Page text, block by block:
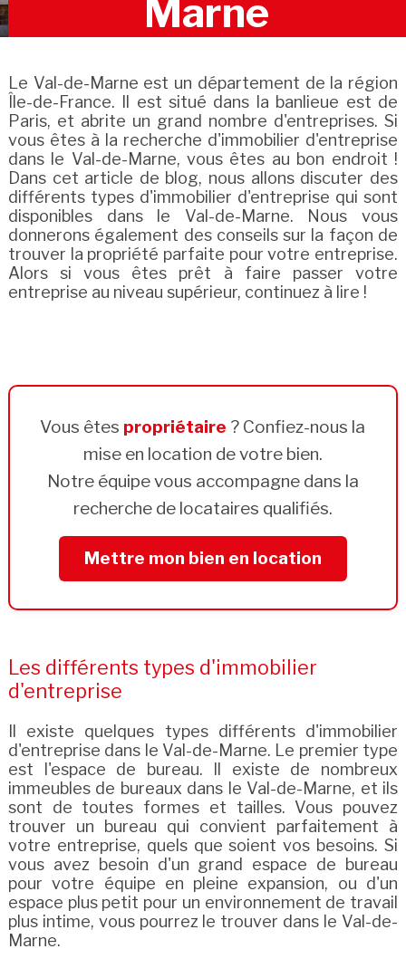
Marne
Le Val-de-Marne est un département de la région
Île-de-France. Il est situé dans la banlieue est de
Paris, et abrite un grand nombre d'entreprises. Si
vous êtes à la recherche d'immobilier d'entreprise
dans le Val-de-Marne, vous êtes au bon endroit !
Dans cet article de blog, nous allons discuter des
différents types d'immobilier d'entreprise qui sont
disponibles dans le Val-de-Marne. Nous vous
donnerons également des conseils sur la façon de
trouver la propriété parfaite pour votre entreprise.
Alors si vous êtes prêt à faire passer votre
entreprise au niveau supérieur, continuez à lire !
Vous êtes propriétaire ? Confiez-nous la
mise en location de votre bien.
Notre équipe vous accompagne dans la
recherche de locataires qualifiés.
Mettre mon bien en location
Les différents types d'immobilier
d'entreprise
Il existe quelques types différents d'immobilier
d'entreprise dans le Val-de-Marne. Le premier type
est l'espace de bureau. Il existe de nombreux
immeubles de bureaux dans le Val-de-Marne, et ils
sont de toutes formes et tailles. Vous pouvez
trouver un bureau qui convient parfaitement à
votre entreprise, quels que soient vos besoins. Si
vous avez besoin d'un grand espace de bureau
pour votre équipe en pleine expansion, ou d'un
espace plus petit pour un environnement de travail
plus intime, vous pourrez le trouver dans le Val-de-
Marne.